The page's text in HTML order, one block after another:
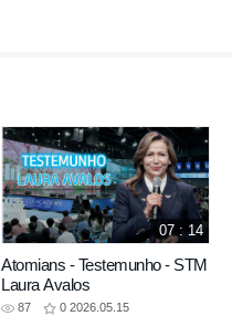
Atomians - Testemunho - STM
Laura Avalos
87 0 2026.05.15
07 : 14